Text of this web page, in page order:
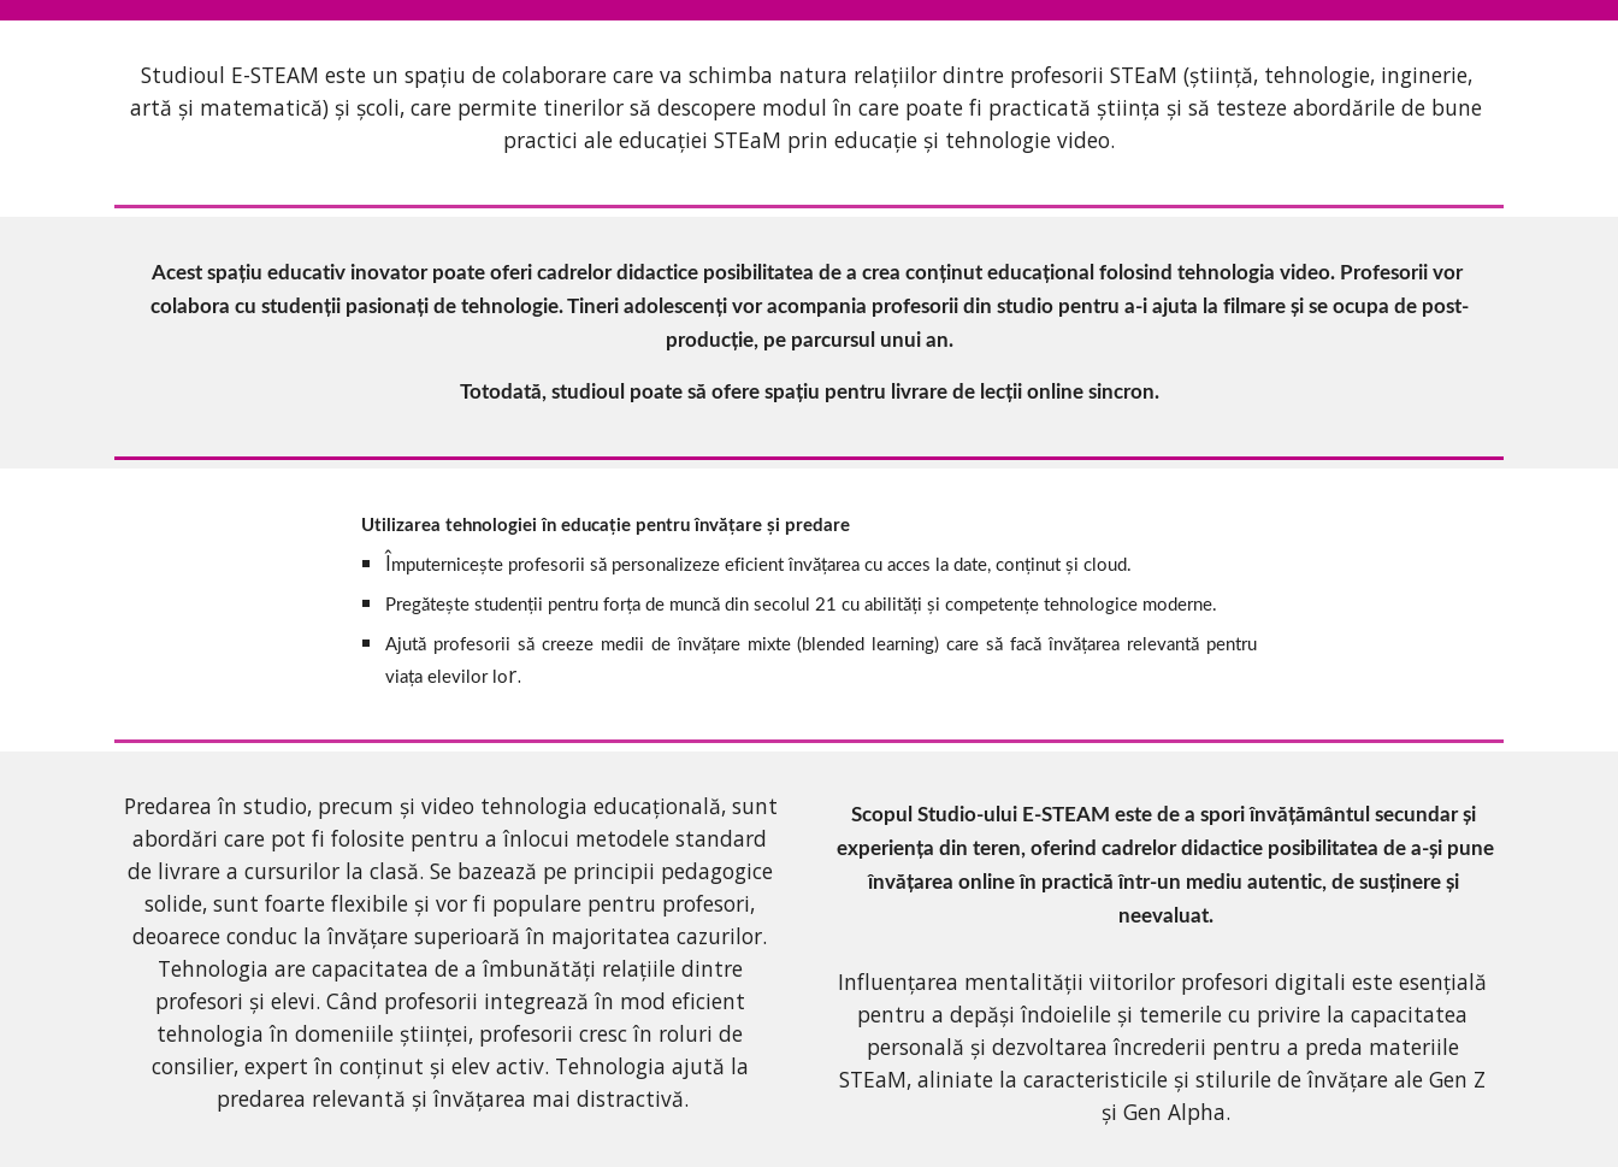
Studioul E-STEAM este un spațiu de colaborare care va schimba natura relațiilor dintre profesorii STEaM (știință, tehnologie, inginerie,
artă și matematică) și școli, care permite tinerilor să descopere modul în care poate fi practicată știința și să testeze abordările de bune
practici ale educației STEaM prin educație și tehnologie video.
Acest spațiu educativ inovator poate oferi cadrelor didactice posibilitatea de a crea conținut educațional folosind tehnologia video. Profesorii vor
colabora cu studenții pasionați de tehnologie. Tineri adolescenți vor acompania profesorii din studio pentru a-i ajuta la filmare și se ocupa de post-
producție, pe parcursul unui an.
Totodată, studioul poate să ofere spațiu pentru livrare de lecții online sincron.
Utilizarea tehnologiei în educație pentru învățare și predare
Împuternicește profesorii să personalizeze eficient învățarea cu acces la date, conținut și cloud.
Pregătește studenții pentru forța de muncă din secolul 21 cu abilități și competențe tehnologice moderne.
Ajută profesorii să creeze medii de învățare mixte (blended learning) care să facă învățarea relevantă pentru
viața elevilor lor.
Predarea în studio, precum și video tehnologia educațională, sunt
abordări care pot fi folosite pentru a înlocui metodele standard
de livrare a cursurilor la clasă. Se bazează pe principii pedagogice
solide, sunt foarte flexibile și vor fi populare pentru profesori,
deoarece conduc la învățare superioară în majoritatea cazurilor.
Tehnologia are capacitatea de a îmbunătăți relațiile dintre
profesori și elevi. Când profesorii integrează în mod eficient
tehnologia în domeniile științei, profesorii cresc în roluri de
consilier, expert în conținut și elev activ. Tehnologia ajută la
predarea relevantă și învățarea mai distractivă.
Scopul Studio-ului E-STEAM este de a spori învățământul secundar și
experiența din teren, oferind cadrelor didactice posibilitatea de a-și pune
învățarea online în practică într-un mediu autentic, de susținere și
neevaluat.
Influențarea mentalității viitorilor profesori digitali este esențială
pentru a depăși îndoielile și temerile cu privire la capacitatea
personală și dezvoltarea încrederii pentru a preda materiile
STEaM, aliniate la caracteristicile și stilurile de învățare ale Gen Z
și Gen Alpha.